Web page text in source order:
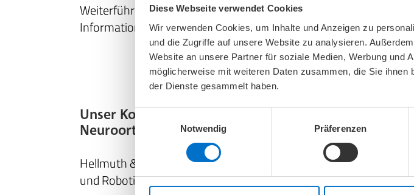
Diese Webseite verwendet Cookies
Wir verwenden Cookies, um Inhalte und Anzeigen zu
und die Zugriffe auf unsere Website zu analysieren.
Website an unsere Partner für soziale Medien, Werbung und
möglicherweise mit weiteren Daten zusammen, die Sie
der Dienste gesammelt haben.
Einwilligungsauswahl
Notwendig
Präferenzen
Weiterführende Informationen finden Sie auf unserer
Informationsseite zurExopulse Suit.
Unser Kooperationspartner im Bereich
Neuroorthopädie
Hellmuth & Thiel - Konzeptpraxis für gerätegestützte Therapie
und Robotik